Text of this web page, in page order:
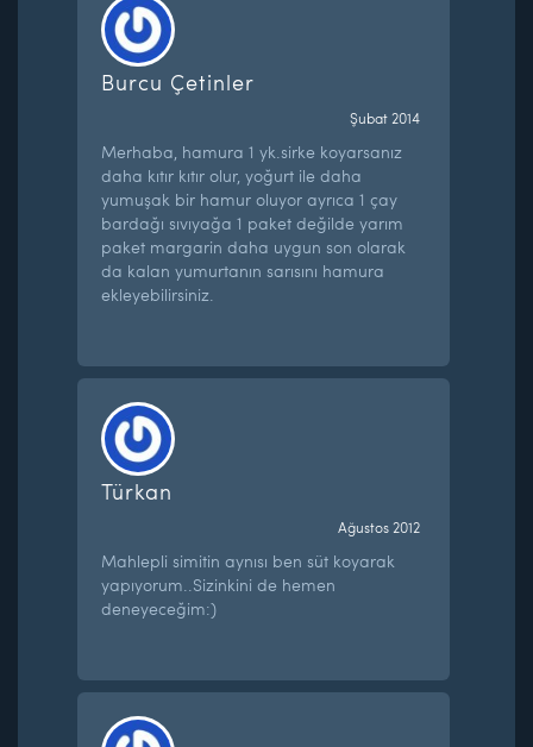
Burcu Çetinler
Şubat 2014
Merhaba, hamura 1 yk.sirke koyarsanız
daha kıtır kıtır olur, yoğurt ile daha
yumuşak bir hamur oluyor ayrıca 1 çay
bardağı sıvıyağa 1 paket değilde yarım
paket margarin daha uygun son olarak
da kalan yumurtanın sarısını hamura
ekleyebilirsiniz.
Türkan
Ağustos 2012
Mahlepli simitin aynısı ben süt koyarak
yapıyorum..Sizinkini de hemen
deneyeceğim:)